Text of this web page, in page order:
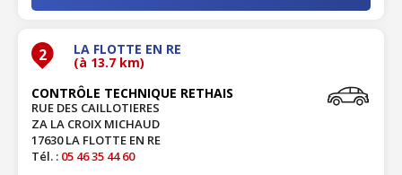
2 LA FLOTTE EN RE
(à 13.7 km)
CONTRÔLE TECHNIQUE RETHAIS
RUE DES CAILLOTIERES
ZA LA CROIX MICHAUD
17630 LA FLOTTE EN RE
Tél. : 05 46 35 44 60